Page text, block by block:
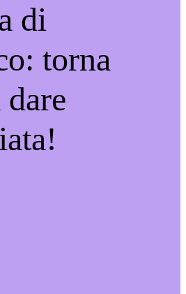
di
torna
dare